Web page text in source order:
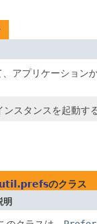
アプリケーション
スタンスを起動す
のクラス
明